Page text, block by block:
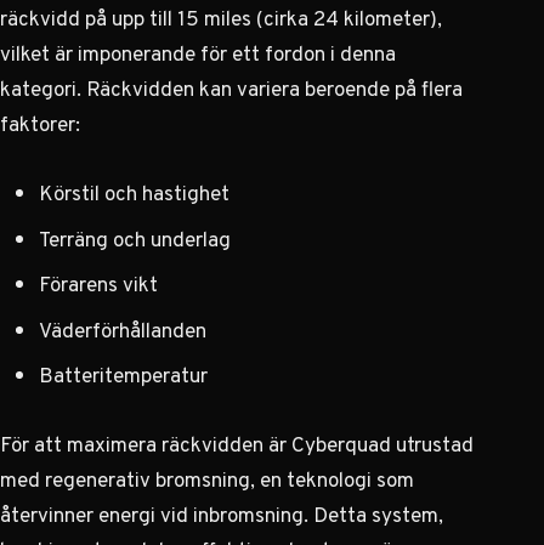
räckvidd på upp till 15 miles (cirka 24 kilometer),
vilket är imponerande för ett fordon i denna
kategori. Räckvidden kan variera beroende på flera
faktorer:
Körstil och hastighet
Terräng och underlag
Förarens vikt
Väderförhållanden
Batteritemperatur
För att maximera räckvidden är Cyberquad utrustad
med regenerativ bromsning, en teknologi som
återvinner energi vid inbromsning. Detta system,